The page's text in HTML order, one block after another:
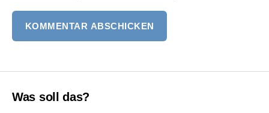
Was soll das?